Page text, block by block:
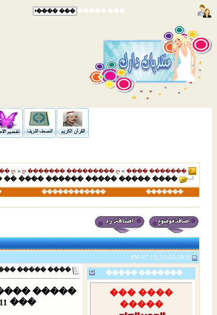
��� �����
������� ����
>
ღ > ღ ������� ��������� ღ
���� ��� ������ ��� 11 ���������� ���� 8 ��
�������
������������
�������
�����
���� ���
�����
���� 8 ��
������
��� 11 ���������� ���� 8 ����� �� ����� ����� ��������ɻ